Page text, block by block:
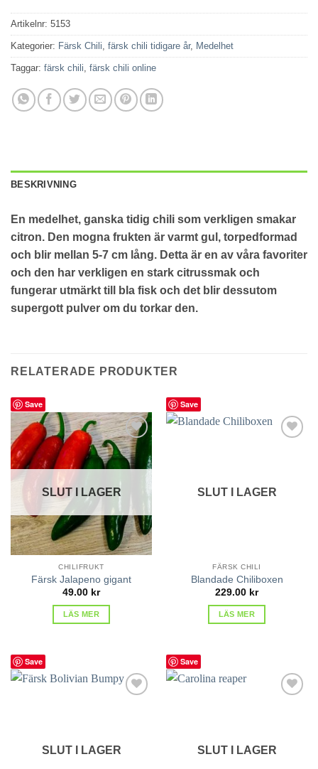
Artikelnr: 5153
Kategorier: Färsk Chili, färsk chili tidigare år, Medelhet
Taggar: färsk chili, färsk chili online
BESKRIVNING
En medelhet, ganska tidig chili som verkligen smakar
citron. Den mogna frukten är varmt gul, torpedformad
och blir mellan 5-7 cm lång. Detta är en av våra favoriter
och den har verkligen en stark citrussmak och
fungerar utmärkt till bla fisk och det blir dessutom
supergott pulver om du torkar den.
RELATERADE PRODUKTER
Save
lägg till
i
favoriter
SLUT I LAGER
CHILIFRUKT
Färsk Jalapeno gigant
49.00 kr
LÄS MER
Save
SLUT I LAGER
FÄRSK CHILI
Blandade Chiliboxen
229.00 kr
LÄS MER
Save
SLUT I LAGER
Save
SLUT I LAGER